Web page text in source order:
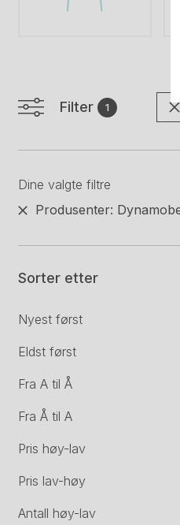
Filter 1
Dine valgte filtre
Produsenter:
Sorter etter
Nyest først
Eldst først
Fra A til Å
Fra Å til A
Pris høy-lav
Pris lav-høy
Antall høy-lav